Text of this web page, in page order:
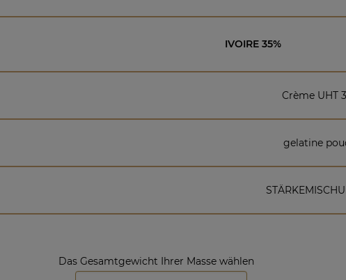
IVOIRE 35%
Crème UHT
gelatine
Das Gesamtgewicht Ihrer Masse wählen